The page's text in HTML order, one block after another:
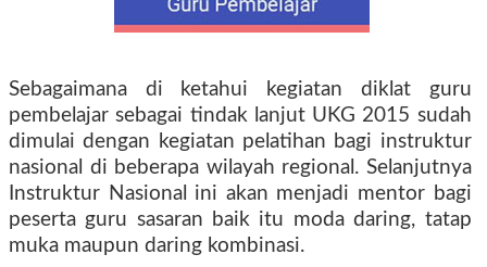
Sebagaimana di ketahui kegiatan diklat guru
pembelajar sebagai tindak lanjut UKG 2015 sudah
dimulai dengan kegiatan pelatihan bagi instruktur
nasional di beberapa wilayah regional. Selanjutnya
Instruktur Nasional ini akan menjadi mentor bagi
peserta guru sasaran baik itu moda daring, tatap
muka maupun daring kombinasi.